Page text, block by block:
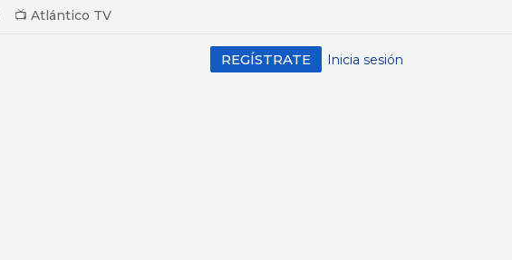
📺 Atlántico TV
Inicia sesión
REGÍSTRATE